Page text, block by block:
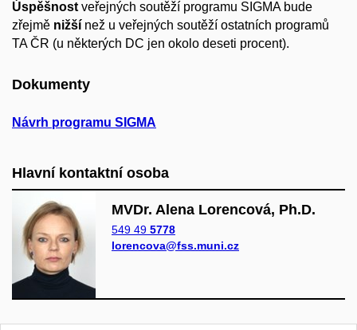
Úspěšnost veřejných soutěží programu SIGMA bude
zřejmě nižší než u veřejných soutěží ostatních programů
TA ČR (u některých DC jen okolo deseti procent).
Dokumenty
Návrh programu SIGMA
Hlavní kontaktní osoba
MVDr. Alena Lorencová, Ph.D.
549 49 5778
lorencova@fss.muni.cz